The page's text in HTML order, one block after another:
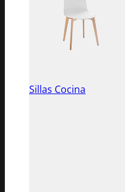
Sillas Cocina